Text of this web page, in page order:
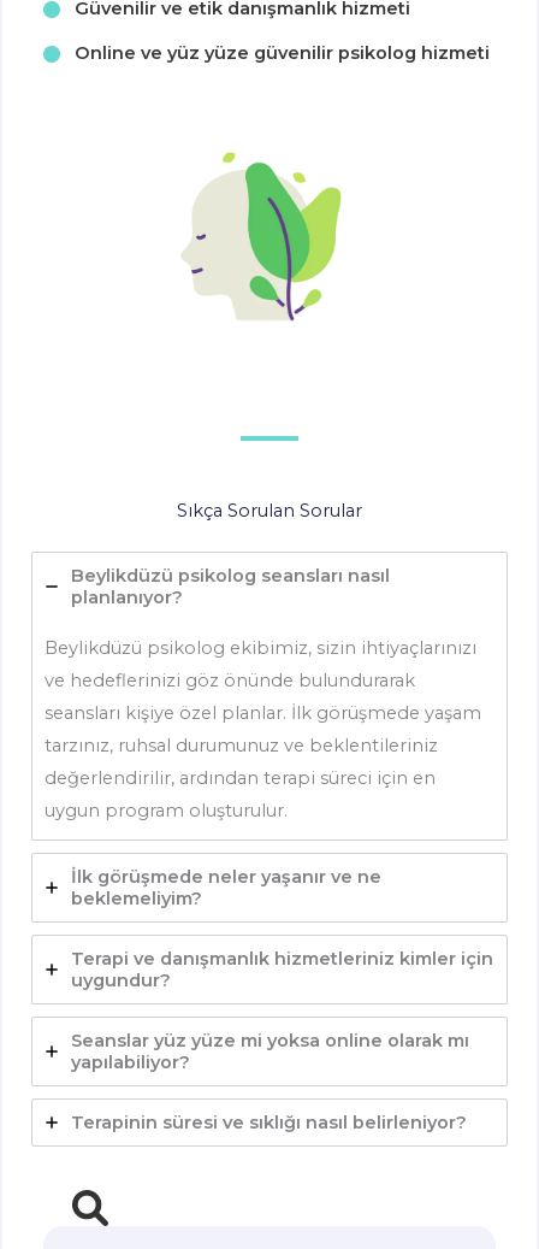
Güvenilir ve etik danışmanlık hizmeti
Online ve yüz yüze güvenilir psikolog hizmeti
Sıkça Sorulan Sorular
Beylikdüzü psikolog seansları nasıl
planlanıyor?
Beylikdüzü psikolog ekibimiz, sizin ihtiyaçlarınızı
ve hedeflerinizi göz önünde bulundurarak
seansları kişiye özel planlar. İlk görüşmede yaşam
tarzınız, ruhsal durumunuz ve beklentileriniz
değerlendirilir, ardından terapi süreci için en
uygun program oluşturulur.
İlk görüşmede neler yaşanır ve ne
beklemeliyim?
Terapi ve danışmanlık hizmetleriniz kimler için
uygundur?
Seanslar yüz yüze mi yoksa online olarak mı
yapılabiliyor?
Terapinin süresi ve sıklığı nasıl belirleniyor?